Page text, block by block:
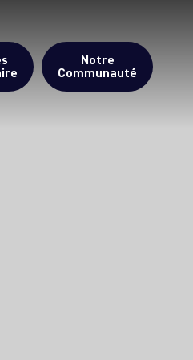
Notre
Communauté